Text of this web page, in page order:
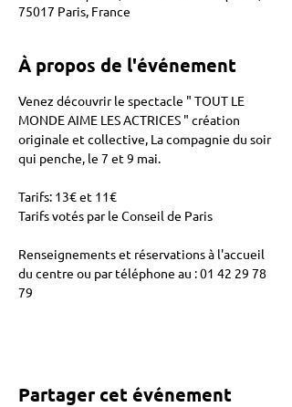
75017 Paris, France
À propos de l'événement
Venez découvrir le spectacle " TOUT LE
MONDE AIME LES ACTRICES " création
originale et collective, La compagnie du soir
qui penche, le 7 et 9 mai.
Tarifs: 13€ et 11€
Tarifs votés par le Conseil de Paris
Renseignements et réservations à l'accueil
du centre ou par téléphone au : 01 42 29 78
79
Partager cet événement